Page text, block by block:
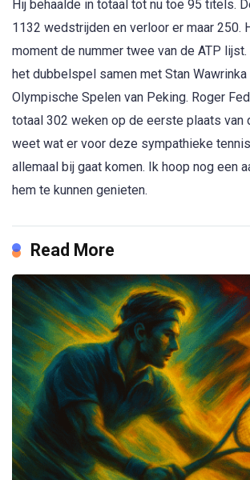
Hij behaalde in totaal tot nu toe 95 titels.
1132 wedstrijden en verloor er maar 250.
moment de nummer twee van de ATP
het dubbelspel samen met Stan Wawrinka
Olympische Spelen van Peking. Roger
totaal 302 weken op de eerste plaats van
weet wat er voor deze sympathieke
allemaal bij gaat komen. Ik hoop nog een
hem te kunnen genieten.
Read More